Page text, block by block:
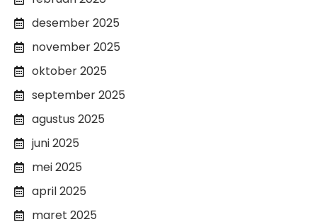
desember 2025
november 2025
oktober 2025
september 2025
agustus 2025
juni 2025
mei 2025
april 2025
maret 2025